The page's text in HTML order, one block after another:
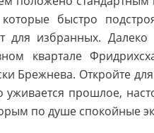
которые быстро
для избранных.
квартале
Брежнева. Откройте
уживается прошлое,
по душе спокойные